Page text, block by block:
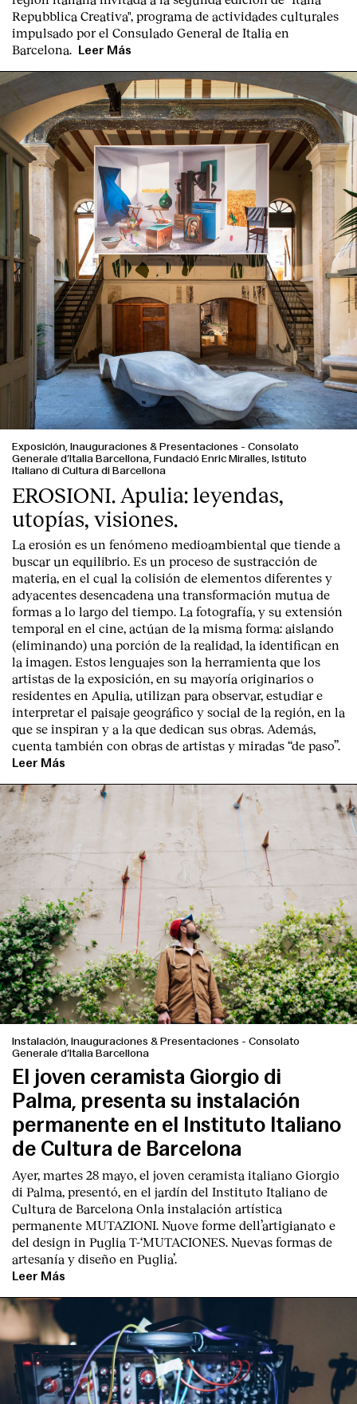
Italiano Català
Repubblica Creativa", programa de actividades culturales
impulsado por el Consulado General de Italia en
Barcelona.
Leer Más
Exposición, Inauguraciones & Presentaciones - Consolato
Generale d’Italia Barcellona, Fundació Enric Miralles, Istituto
Italiano di Cultura di Barcellona
EROSIONI. Apulia: leyendas,
utopías, visiones.
La erosión es un fenómeno medioambiental que tiende a
buscar un equilibrio. Es un proceso de sustracción de
materia, en el cual la colisión de elementos diferentes y
adyacentes desencadena una transformación mutua de
formas a lo largo del tiempo. La fotografía, y su extensión
temporal en el cine, actúan de la misma forma: aislando
(eliminando) una porción de la realidad, la identifican en
la imagen. Estos lenguajes son la herramienta que los
artistas de la exposición, en su mayoría originarios o
residentes en Apulia, utilizan para observar, estudiar e
interpretar el paisaje geográfico y social de la región, en la
que se inspiran y a la que dedican sus obras. Además,
cuenta también con obras de artistas y miradas “de paso”.
Leer Más
Instalación, Inauguraciones & Presentaciones - Consolato
Generale d’Italia Barcellona
El joven ceramista Giorgio di
Palma, presenta su instalación
permanente en el Instituto Italiano
de Cultura de Barcelona
Ayer, martes 28 mayo, el joven ceramista italiano Giorgio
di Palma, presentó, en el jardín del Instituto Italiano de
Cultura de Barcelona Onla instalación artística
permanente MUTAZIONI. Nuove forme dell’artigianato e
del design in Puglia T-‘MUTACIONES. Nuevas formas de
artesanía y diseño en Puglia’.
Leer Más